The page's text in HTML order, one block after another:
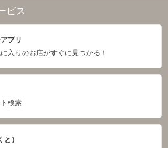
ビス
プリ
入りのお店がすぐに見つかる！
検索
）